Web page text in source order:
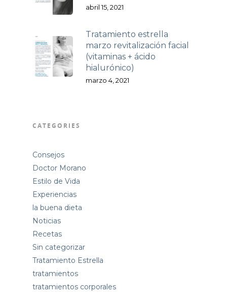
abril 15, 2021
Tratamiento estrella
marzo revitalización facial
(vitaminas + ácido
hialurónico)
marzo 4, 2021
CATEGORIES
Consejos
Doctor Morano
Estilo de Vida
Experiencias
la buena dieta
Noticias
Recetas
Sin categorizar
Tratamiento Estrella
tratamientos
tratamientos corporales